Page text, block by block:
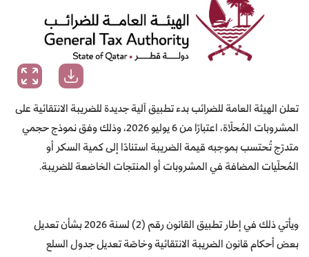
تعلن الهيئة العامة للضرائب بدء تطبيق آلية جديدة للضريبة الانتقائية على
المشروبات المُحلّاة، اعتبارًا من 6 يوليو 2026، وذلك وفق نموذج حجمي
متدرّج تُحتسب بموجبه قيمة الضريبة استنادًا إلى كمية السكر أو
المُحلّيات المضافة في المشروبات أو المنتجات الخاضعة للضريبة.
ويأتي ذلك في إطار تطبيق القانون رقم (2) لسنة 2026 بشأن تعديل
بعض أحكام قانون الضريبة الانتقائية وخاصّة تعديل جدول السلع